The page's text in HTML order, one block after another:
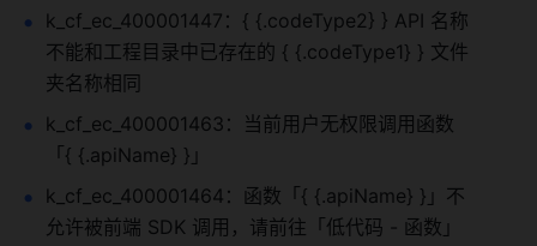
k_cf_ec_400001447：{ {.codeType2} } API 名称
不能和工程目录中已存在的 { {.codeType1} } 文件
夹名称相同
k_cf_ec_400001463：当前用户无权限调用函数
「{ {.apiName} }」
k_cf_ec_400001464：函数「{ {.apiName} }」不
允许被前端 SDK 调用，请前往「低代码 - 函数」